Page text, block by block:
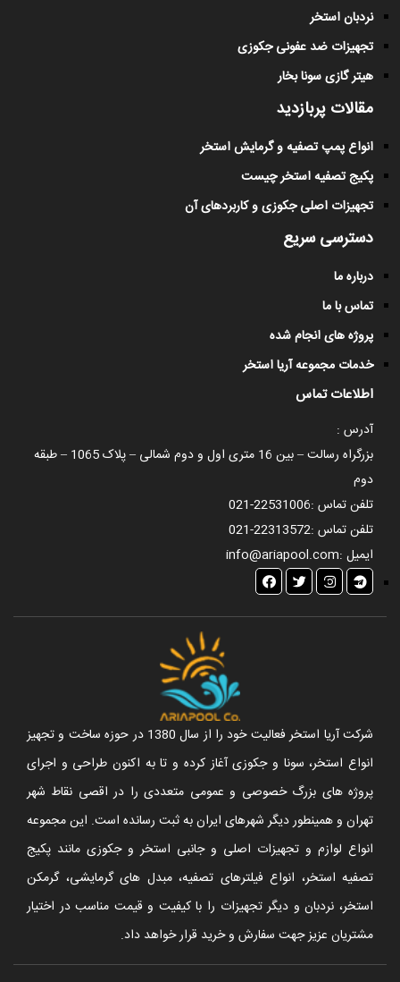
نردبان استخر
تجهیزات ضد عفونی جکوزی
هیتر گازی سونا بخار
مقالات پربازدید
انواع پمپ تصفیه و گرمایش استخر
پکیج تصفیه استخر چیست
تجهیزات اصلی جکوزی و کاربردهای آن
دسترسی سریع
درباره ما
تماس با ما
پروژه های انجام شده
خدمات مجموعه آریا استخر
اطلاعات تماس
آدرس :
بزرگراه رسالت – بین 16 متری اول و دوم شمالی – پلاک 1065 – طبقه
دوم
تلفن تماس :021-22531006
تلفن تماس :021-22313572
ایمیل :info@ariapool.com
شرکت آریا استخر فعالیت خود را از سال 1380 در حوزه ساخت و تجهیز
انواع استخر، سونا و جکوزی آغاز کرده و تا به اکنون طراحی و اجرای
پروژه های بزرگ خصوصی و عمومی متعددی را در اقصی نقاط شهر
تهران و همینطور دیگر شهرهای ایران به ثبت رسانده است. این مجموعه
انواع لوازم و تجهیزات اصلی و جانبی استخر و جکوزی مانند پکیج
تصفیه استخر، انواع فیلترهای تصفیه، مبدل های گرمایشی، گرمکن
استخر، نردبان و دیگر تجهیزات را با کیفیت و قیمت مناسب در اختیار
مشتریان عزیز جهت سفارش و خرید قرار خواهد داد.